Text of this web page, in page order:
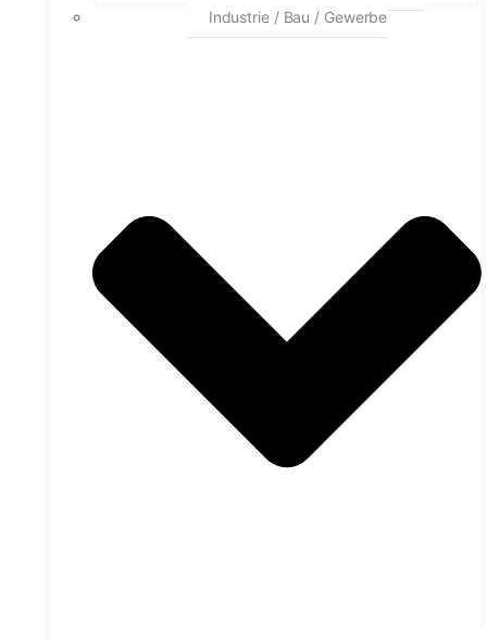
Industrie / Bau / Gewerbe